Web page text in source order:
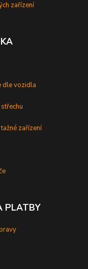
zařízení
dle vozidla
zařízení
PLATBY